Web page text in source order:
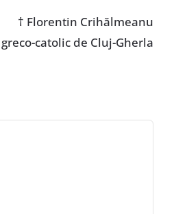
† Florentin Crihălmeanu
catolic de Cluj-Gherla